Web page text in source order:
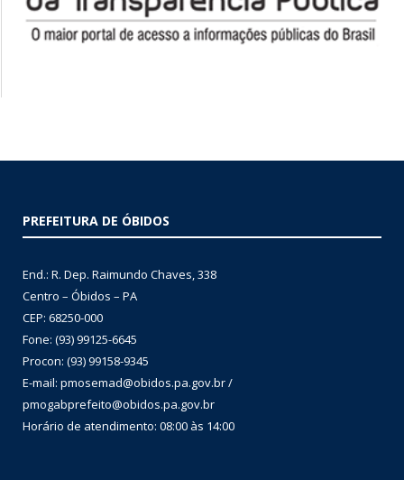
PREFEITURA DE ÓBIDOS
End.: R. Dep. Raimundo Chaves, 338
Centro – Óbidos – PA
CEP: 68250-000
Fone: (93) 99125-6645
Procon: (93) 99158-9345
E-mail: pmosemad@obidos.pa.gov.br /
pmogabprefeito@obidos.pa.gov.br
Horário de atendimento: 08:00 às 14:00